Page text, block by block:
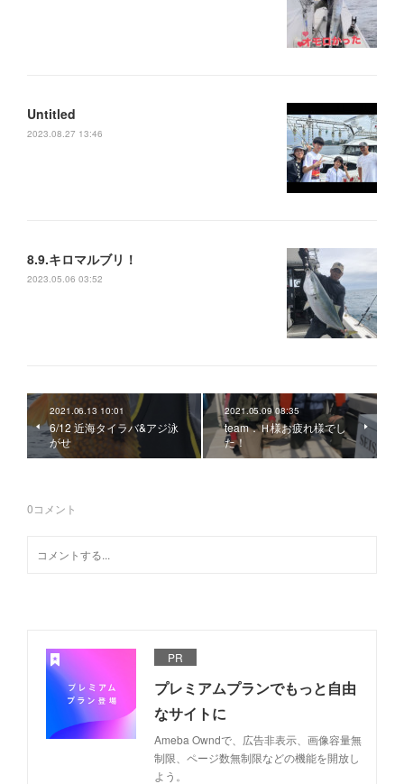
Untitled
2023.08.27 13:46
8.9.キロマルブリ！
2023.05.06 03:52
2021.06.13 10:01
6/12 近海タイラバ&アジ泳
がせ
2021.05.09 08:35
team．Ｈ様お疲れ様でし
た！
0コメント
PR
プレミアムプランでもっと自由
なサイトに
Ameba Owndで、広告非表示、画像容量無
制限、ページ数無制限などの機能を開放し
よう。